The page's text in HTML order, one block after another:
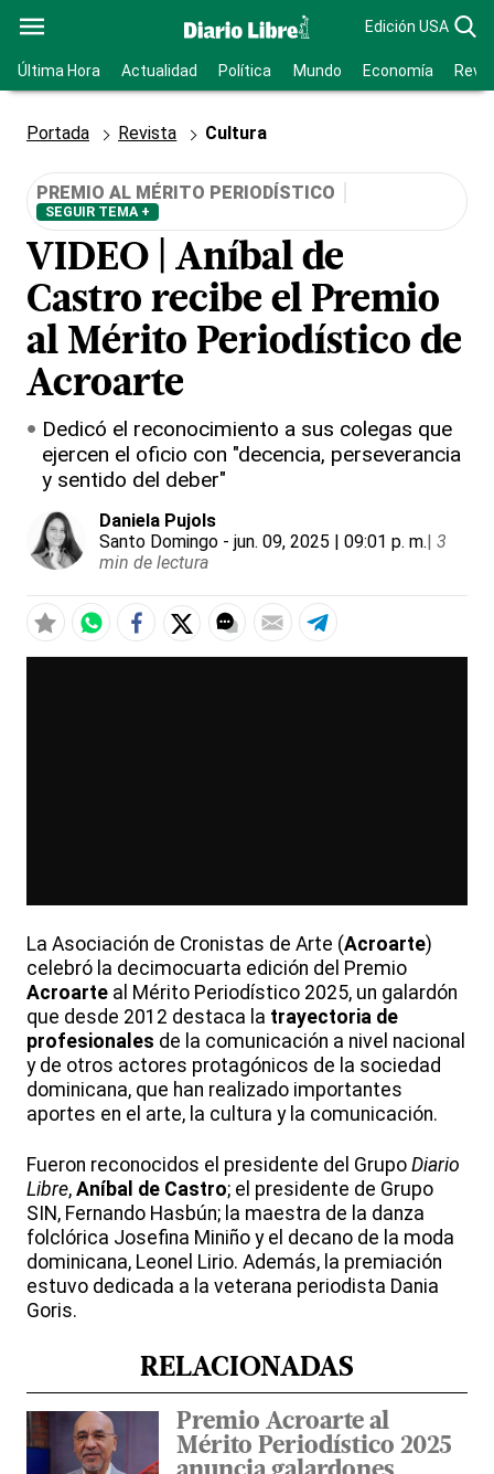
Edición USA
Última Hora Actualidad Política Mundo Economía
Portada Revista Cultura
PREMIO AL MÉRITO PERIODÍSTICO
SEGUIR TEMA +
VIDEO | Aníbal de
Castro recibe el Premio
al Mérito Periodístico de
Acroarte
Dedicó el reconocimiento a sus colegas que
ejercen el oficio con "decencia, perseverancia
y sentido del deber"
Daniela Pujols
Santo Domingo - jun. 09, 2025 | 09:01 p. m.| 3
min de lectura
La Asociación de Cronistas de Arte (Acroarte)
celebró la decimocuarta edición del Premio
Acroarte al Mérito Periodístico 2025, un galardón
que desde 2012 destaca la trayectoria de
profesionales de la comunicación a nivel nacional
y de otros actores protagónicos de la sociedad
dominicana, que han realizado importantes
aportes en el arte, la cultura y la comunicación.
Fueron reconocidos el presidente del Grupo Diario
Libre, Aníbal de Castro; el presidente de Grupo
SIN, Fernando Hasbún; la maestra de la danza
folclórica Josefina Miniño y el decano de la moda
dominicana, Leonel Lirio. Además, la premiación
estuvo dedicada a la veterana periodista Dania
Goris.
RELACIONADAS
Premio Acroarte al
Mérito Periodístico 2025